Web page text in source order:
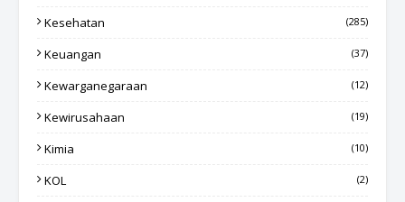
Kesehatan (285)
Keuangan (37)
Kewarganegaraan (12)
Kewirusahaan (19)
Kimia (10)
KOL (2)